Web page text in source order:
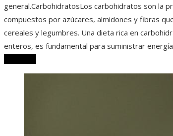
general.CarbohidratosLos carbohidratos son la
compuestos por azúcares, almidones y fibras
cereales y legumbres. Una dieta rica en
enteros, es fundamental para suministrar